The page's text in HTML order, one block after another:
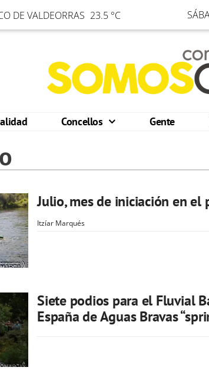
DE VALDEORRAS 23.5 °C
Concellos Gente
Julio, mes de iniciación en el
Itzíar Marqués
Siete podios para el Fluvial
España de Aguas Bravas